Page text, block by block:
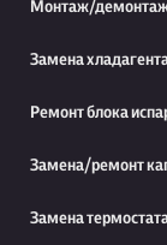
Монтаж/демонтаж
Замена
Ремонт блока
Замена/ремонт
Замена